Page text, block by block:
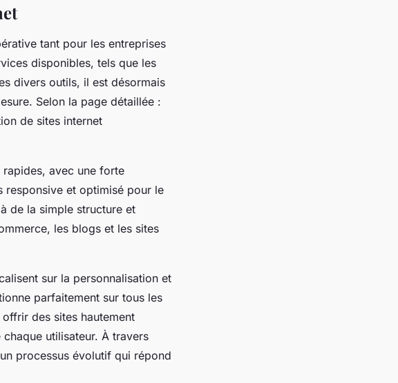
tant pour les entreprises
disponibles, tels que les
divers outils, il est désormais
Selon la page détaillée :
de sites internet
avec une forte
responsive et optimisé pour le
de la simple structure et
les blogs et les sites
sur la personnalisation et
parfaitement sur tous les
des sites hautement
utilisateur. À travers
processus évolutif qui répond